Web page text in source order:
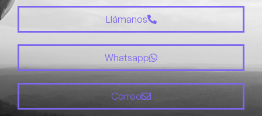
Llámanos
Whatsapp
Correo